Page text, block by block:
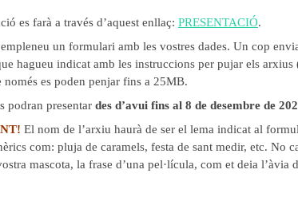
es farà a través d’aquest enllaç: PRESENTACIÓ.
un formulari amb les vostres dades. Un cop
hagueu indicat amb les instruccions per pujar els
només es poden penjar fins a 25MB.
podran presentar des d’avui fins al 8 de desembre de
El nom de l’arxiu haurà de ser el lema indicat al
com: pluja de caramels, festa de sant medir, etc. No
mascota, la frase d’una pel·lícula, com et deia